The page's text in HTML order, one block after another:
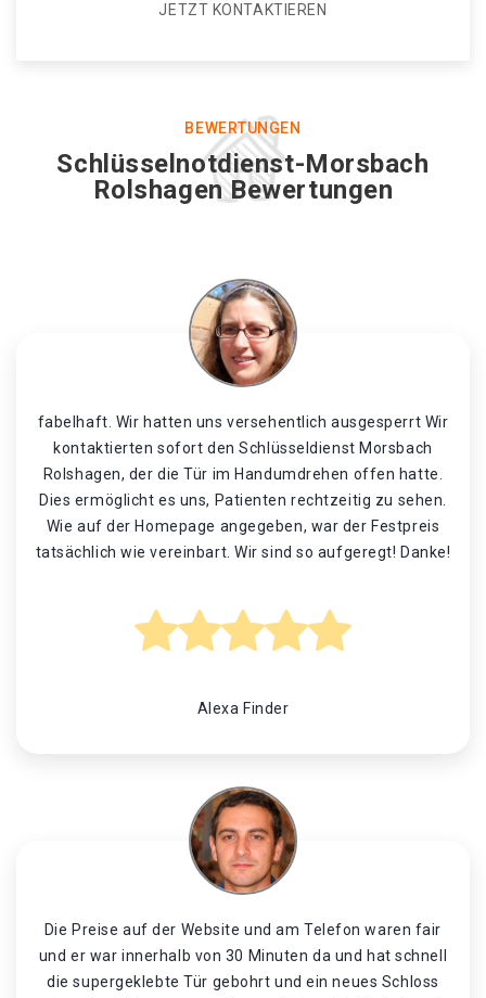
JETZT KONTAKTIEREN
BEWERTUNGEN
Schlüsselnotdienst-Morsbach
Rolshagen Bewertungen
fabelhaft. Wir hatten uns versehentlich ausgesperrt Wir
kontaktierten sofort den Schlüsseldienst Morsbach
Rolshagen, der die Tür im Handumdrehen offen hatte.
Dies ermöglicht es uns, Patienten rechtzeitig zu sehen.
Wie auf der Homepage angegeben, war der Festpreis
tatsächlich wie vereinbart. Wir sind so aufgeregt! Danke!
Alexa Finder
Die Preise auf der Website und am Telefon waren fair
und er war innerhalb von 30 Minuten da und hat schnell
die supergeklebte Tür gebohrt und ein neues Schloss